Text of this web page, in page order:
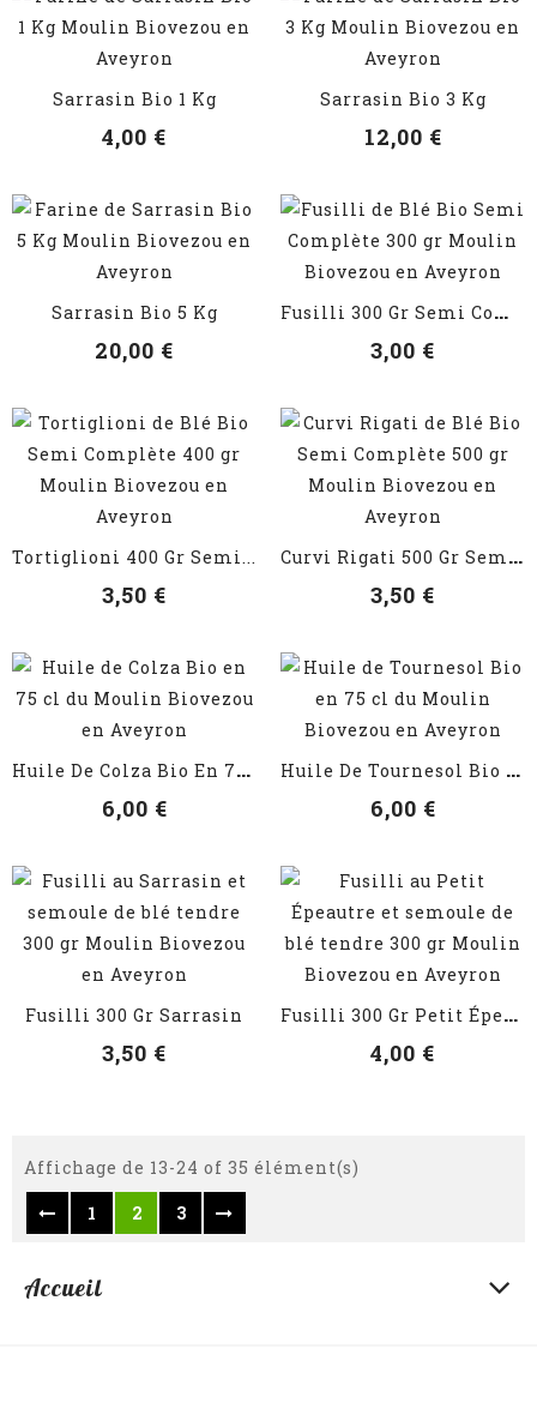
VOIR LES DÉTAILS
Sarrasin Bio 1 Kg
4,00 €
VOIR LES DÉTAILS
Sarrasin Bio 3 Kg
12,00 €
VOIR LES DÉTAILS
Sarrasin Bio 5 Kg
20,00 €
VOIR LES DÉTAILS F
Usilli 300 Gr Semi Complète
3,00 €
VOIR LES DÉTAILS
Tortiglioni 400 Gr Semi...
3,50 €
VOIR LES DÉTAILS
C
Urvi Rigati 500 Gr Semi...
3,50 €
VOIR LES DÉTAILS H
Uile De Colza Bio En 75 Cl
6,00 €
VOIR LES DÉTAILS H
Uile De Tournesol Bio En...
6,00 €
VOIR LES DÉTAILS
Fusilli 300 Gr Sarrasin
3,50 €
VOIR LES DÉTAILS
F
Usilli 300 Gr Petit Épeautre
4,00 €
Affichage de 13-24 of 35 élément(s)
1
2 3
Accueil